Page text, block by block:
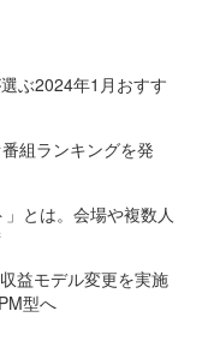
ぶ2024年1月おすす
組ランキングを発
とは。会場や複数人
益モデル変更を実施
型へ